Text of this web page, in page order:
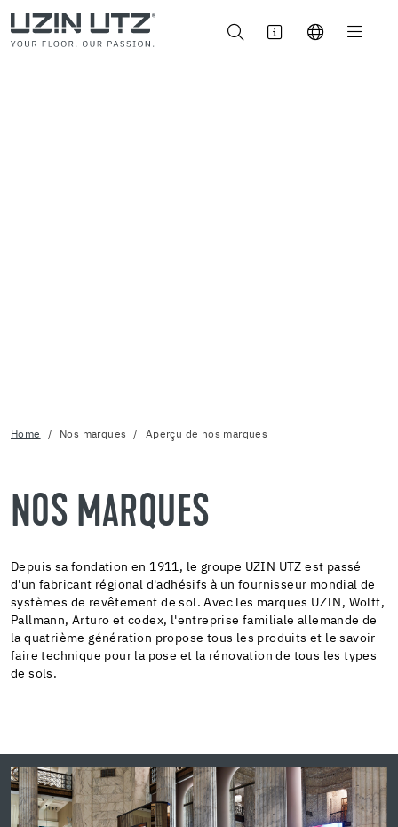
Home Nos marques Aperçu de nos marques
NOS MARQUES
Depuis sa fondation en 1911, le groupe UZIN UTZ est passé
d'un fabricant régional d'adhésifs à un fournisseur mondial de
systèmes de revêtement de sol. Avec les marques UZIN, Wolff,
Pallmann, Arturo et codex, l'entreprise familiale allemande de
la quatrième génération propose tous les produits et le savoir-
faire technique pour la pose et la rénovation de tous les types
de sols.